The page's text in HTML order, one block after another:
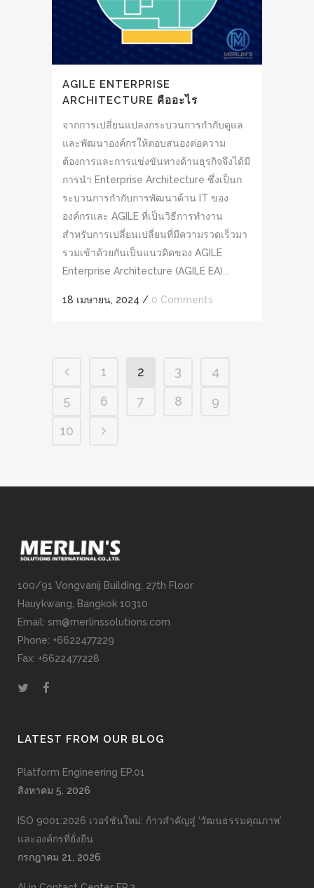
AGILE ENTERPRISE
ARCHITECTURE คืออะไร
จากการเปลี่ยนแปลงกระบวนการกำกับดูแล
และพัฒนาองค์กรให้ตอบสนองต่อความ
ต้องการและการแข่งขันทางด้านธุรกิจจึงได้มี
การนำ Enterprise Architecture ซึ่งเป็นก
ระบวนการกำกับการพัฒนาด้าน IT ของ
องค์กรและ AGILE ที่เป็นวิธีการทำงาน
สำหรับการเปลี่ยนเปลี่ยนที่มีความรวดเร็วมา
รวมเข้าด้วยกันเป็นแนวคิดของ AGILE
Enterprise Architecture (AGILE EA)...
18 เมษายน, 2024 / 0 Comments
1 2 3
4
5
6 7 8
9
10
100/91 Vongvanij Building, 27th Floor
Hauykwang, Bangkok 10310
Email: sm@merlinssolutions.com
Phone: +6622477229
Fax: +6622477228
LATEST FROM OUR BLOG
Platform Engineering EP.01
สิงหาคม 5, 2026
ISO 9001:2026 เวอร์ชันใหม่: ก้าวสำคัญสู่ ‘วัฒนธรรมคุณภาพ’
และองค์กรที่ยั่งยืน
กรกฎาคม 21, 2026